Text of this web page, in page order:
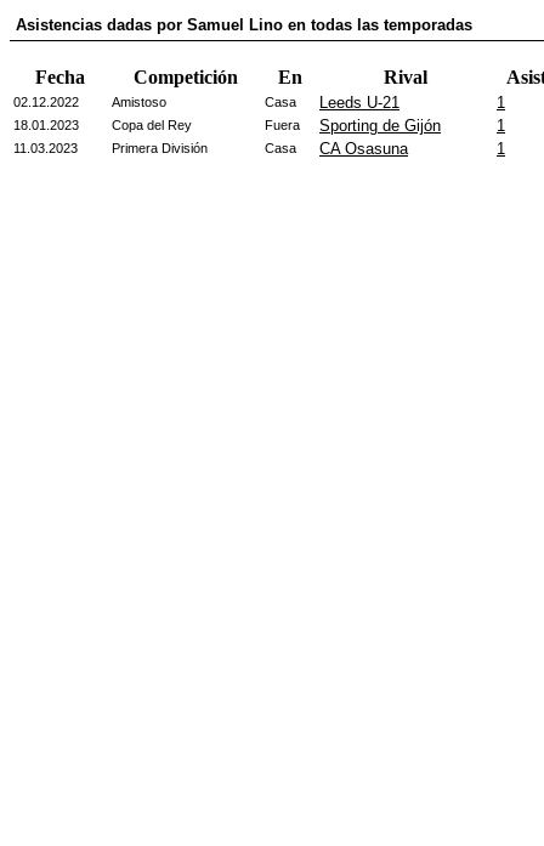
Asistencias dadas por Samuel Lino en todas las temporadas
Fecha Competición En Rival
02.12.2022 Amistoso Casa Leeds U-21 1
18.01.2023 Copa del Rey Fuera Sporting de Gijón 1
11.03.2023 Primera División Casa CA Osasuna 1